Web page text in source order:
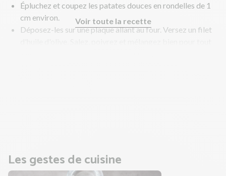
Épluchez et coupez les patates douces en rondelles de 1
cm environ.
Déposez-les sur une plaque allant au four. Versez un filet
Voir toute la recette
Les gestes de cuisine